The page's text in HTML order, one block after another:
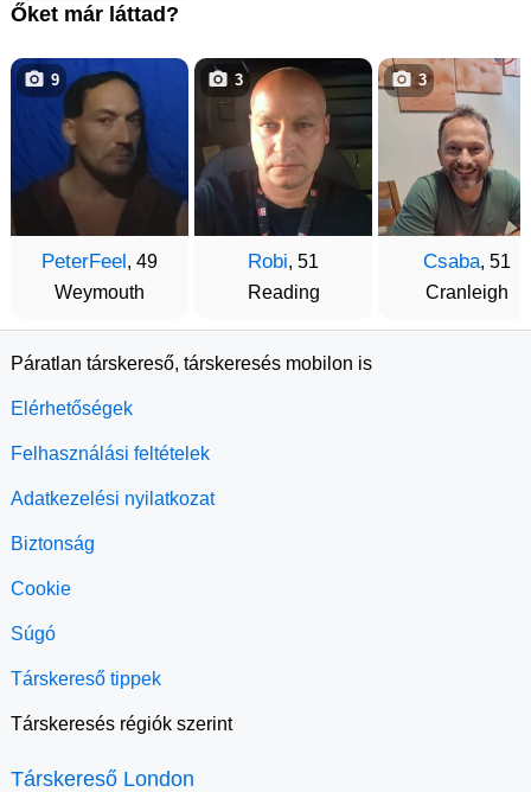
Őket már láttad?
PeterFeel, 49
Weymouth
9
Robi, 51
Reading
3
Csaba, 51
Cranleigh
3
Páratlan társkereső, társkeresés mobilon is
Elérhetőségek
Felhasználási feltételek
Adatkezelési nyilatkozat
Biztonság
Cookie
Súgó
Társkereső tippek
Társkeresés régiók szerint
Társkereső London